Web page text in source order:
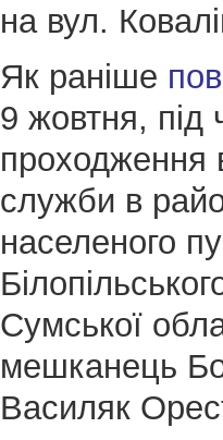
на вул.
Як раніше
9 жовтня, під
проходження
служби в
населеного
Сумської
мешканець
Василяк